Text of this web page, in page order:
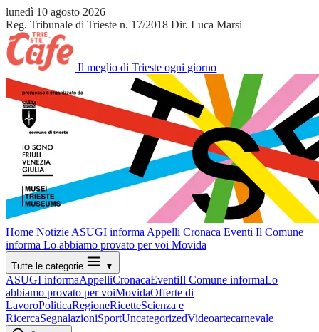
lunedì 10 agosto 2026
Reg. Tribunale di Trieste n. 17/2018 Dir. Luca Marsi
Il meglio di Trieste ogni giorno
Home Notizie ASUGI informa Appelli Cronaca Eventi Il Comune
informa Lo abbiamo provato per voi Movida
Tutte le categorie ▼
ASUGI informaAppelliCronacaEventiIl Comune informaLo
abbiamo provato per voiMovidaOfferte di
LavoroPoliticaRegioneRicetteScienza e
RicercaSegnalazioniSportUncategorizedVideoartecarnevale